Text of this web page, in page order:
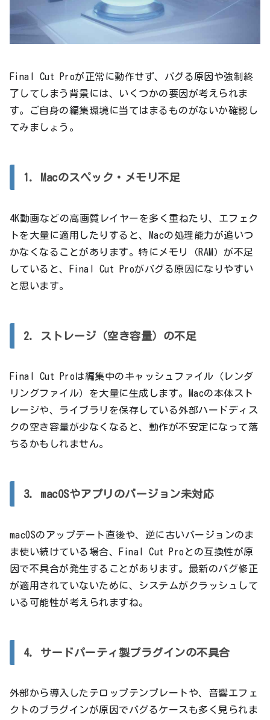
Final Cut Proが正常に動作せず、バグる原因や強制終
了してしまう背景には、いくつかの要因が考えられま
す。ご自身の編集環境に当てはまるものがないか確認し
てみましょう。
1. Macのスペック・メモリ不足
4K動画などの高画質レイヤーを多く重ねたり、エフェク
トを大量に適用したりすると、Macの処理能力が追いつ
かなくなることがあります。特にメモリ（RAM）が不足
していると、Final Cut Proがバグる原因になりやすい
と思います。
2. ストレージ（空き容量）の不足
Final Cut Proは編集中のキャッシュファイル（レンダ
リングファイル）を大量に生成します。Macの本体スト
レージや、ライブラリを保存している外部ハードディス
クの空き容量が少なくなると、動作が不安定になって落
ちるかもしれません。
3. macOSやアプリのバージョン未対応
macOSのアップデート直後や、逆に古いバージョンのま
ま使い続けている場合、Final Cut Proとの互換性が原
因で不具合が発生することがあります。最新のバグ修正
が適用されていないために、システムがクラッシュして
いる可能性が考えられますね。
4. サードパーティ製プラグインの不具合
外部から導入したテロップテンプレートや、音響エフェ
クトのプラグインが原因でバグるケースも多く見られま